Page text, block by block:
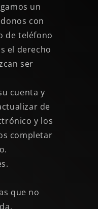
un
con
de teléfono
el derecho
ser
cuenta y
de
y los
completar
que no